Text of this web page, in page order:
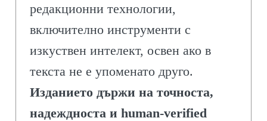
редакционни технологии,
включително инструменти с
изкуствен интелект, освен ако в
текста не е упоменато друго.
Изданието държи на точноста,
надеждноста и human-verified